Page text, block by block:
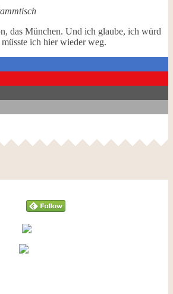
das München. Und ich glaube, ich würd
ich hier wieder weg.